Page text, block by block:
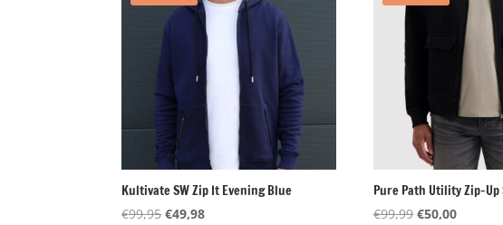
Kultivate SW Zip It Evening Blue
€99,95Oorspronkelijke
€49,98Huidige
Pure Path Utility Zip-Up
€99,99Oorspronkelijke
€50,00Huidige